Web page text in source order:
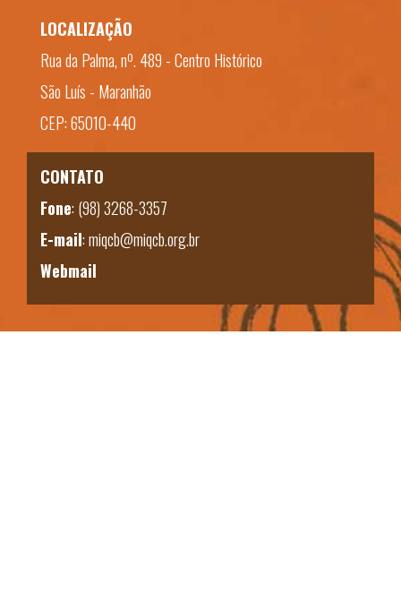
LOCALIZAÇÃO
Rua da Palma, nº. 489 - Centro Histórico
São Luís - Maranhão
CEP: 65010-440
CONTATO
Fone: (98) 3268-3357
E-mail:miqcb@miqcb.org.br
Webmail